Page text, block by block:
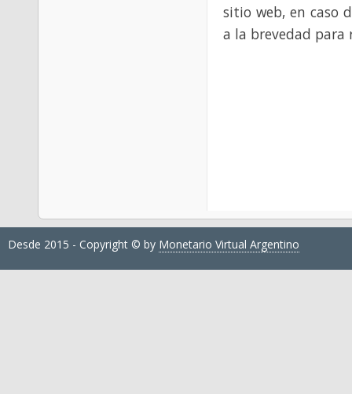
sitio web, en caso
a la brevedad para
Desde 2015 - Copyright © by Monetario Virtual Argentino